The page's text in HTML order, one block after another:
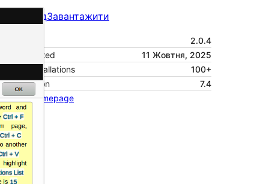
ПереглядЗавантажити
2.0.4
Last updated
11 Жовтня, 2025
Active installations
100+
PHP version
7.4
Theme homepage